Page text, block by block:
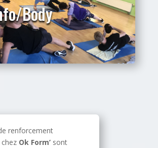
Body
renforcement
Ok Form’ sont